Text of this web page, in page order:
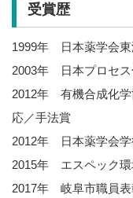
受賞歴
1999年 日本薬学会東
2003年 日本プロセス
2012年 有機合成化学
応／手法賞
2012年 日本薬学会学
2015年 エスペック環
2017年 岐阜市職員表